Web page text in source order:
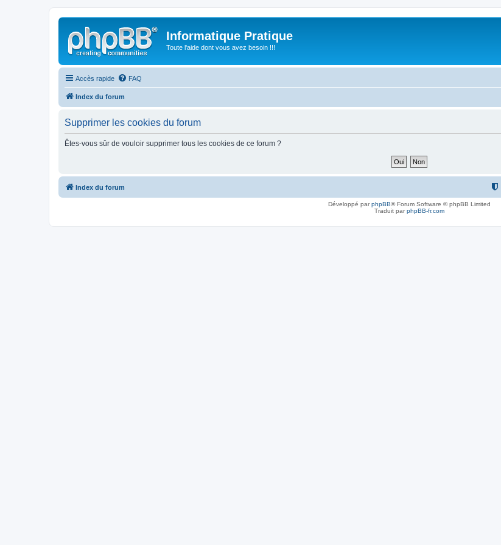
Informatique Pratique
Toute l'aide dont vous avez besoin !!!
Accès rapide FAQ
Index du forum
Supprimer les cookies du forum
Êtes-vous sûr de vouloir supprimer tous les cookies de ce forum ?
Index du forum
Développé parphpBB® Forum Software © phpBB Limited
Traduit parphpBB-fr.com